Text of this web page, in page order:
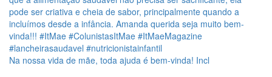
Na nossa vida de mãe, toda ajuda é bem-vinda! Incl